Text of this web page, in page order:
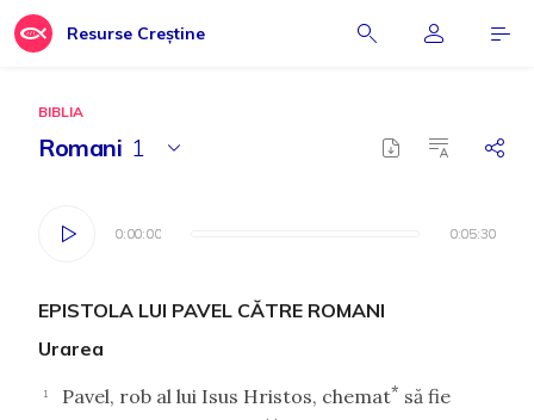
Resurse Creștine
BIBLIA
Romani 1
0:00:00 0:05:30
0:00:00 0:05:30
EPISTOLA LUI PAVEL CĂTRE ROMANI
Urarea
1 Pavel, rob al lui Isus Hristos, chemat* să fie